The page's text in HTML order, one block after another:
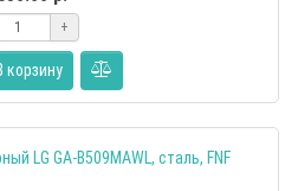
+
корзину